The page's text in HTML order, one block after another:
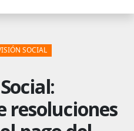
SOCIAL
resoluciones